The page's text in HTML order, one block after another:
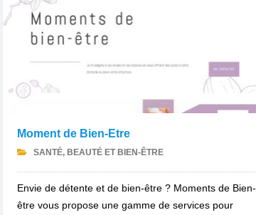
Moment de Bien-Etre
SANTÉ, BEAUTÉ ET BIEN-ÊTRE
Envie de détente et de bien-être ? Moments de Bien-
être vous propose une gamme de services pour